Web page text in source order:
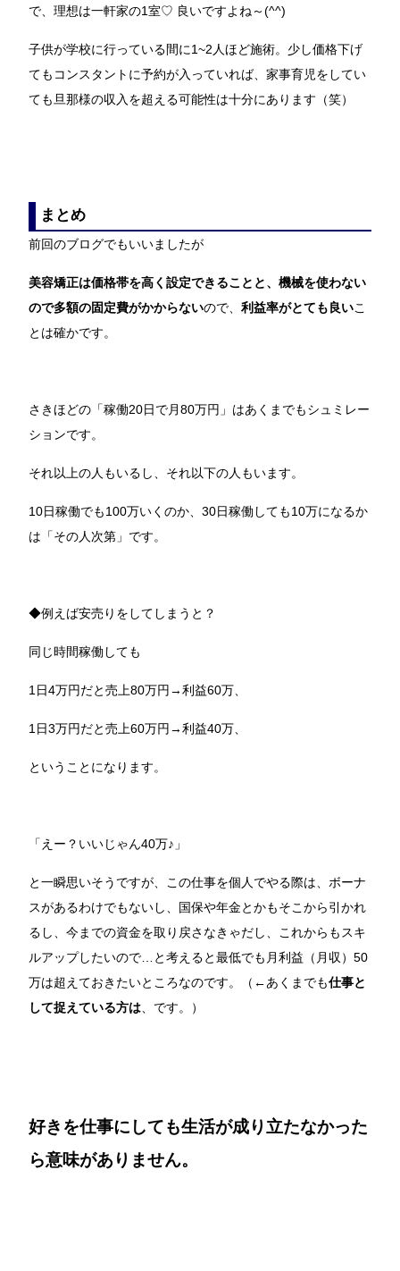
で、理想は一軒家の1室♡ 良いですよね～(^^)
子供が学校に行っている間に1~2人ほど施術。少し価格下げ
てもコンスタントに予約が入っていれば、家事育児をしてい
ても旦那様の収入を超える可能性は十分にあります（笑）
まとめ
前回のブログでもいいましたが
美容矯正は価格帯を高く設定できることと、機械を使わない
ので多額の固定費がかからないので、利益率がとても良いこ
とは確かです。
さきほどの「稼働20日で月80万円」はあくまでもシュミレー
ションです。
それ以上の人もいるし、それ以下の人もいます。
10日稼働でも100万いくのか、30日稼働しても10万になるか
は「その人次第」です。
◆例えば安売りをしてしまうと？
同じ時間稼働しても
1日4万円だと売上80万円→利益60万、
1日3万円だと売上60万円→利益40万、
ということになります。
「えー？いいじゃん40万♪」
と一瞬思いそうですが、この仕事を個人でやる際は、ボーナ
スがあるわけでもないし、国保や年金とかもそこから引かれ
るし、今までの資金を取り戻さなきゃだし、これからもスキ
ルアップしたいので…と考えると最低でも月利益（月収）50
万は超えておきたいところなのです。（←あくまでも仕事と
して捉えている方は 、です。）
好きを仕事にしても生活が成り立たなかった
ら意味がありません。